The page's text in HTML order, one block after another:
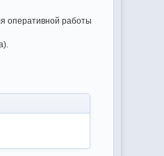
оперативной работы